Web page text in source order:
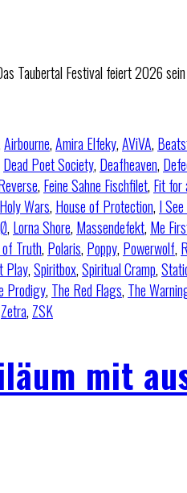
Taubertal Festival feiert 2026
Airbourne,Amira Elfeky,AViVA,
Dead Poet Society, Deafheaven,
, Feine Sahne Fischfilet, Fit for
Holy Wars, House of Protection, I
, Lorna Shore, Massendefekt, Me
Truth, Polaris, Poppy, Powerwolf,
Play,Spiritbox,Spiritual Cramp,
Prodigy, The Red Flags, The
Zetra, ZSK
mit